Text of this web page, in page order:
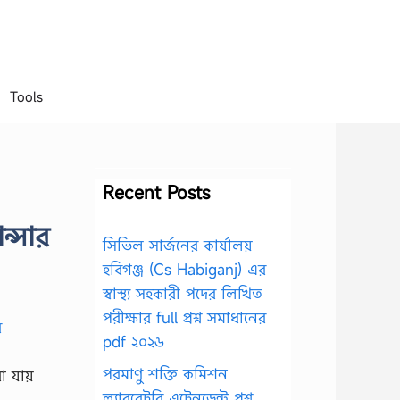
Tools
যায়
Recent Posts
সিভিল সার্জনের কার্যালয়
হবিগঞ্জ (Cs Habiganj) এর
স্বাস্থ্য সহকারী পদের লিখিত
পরীক্ষার full প্রশ্ন সমাধানের
pdf ২০২৬
পরমাণু শক্তি কমিশন